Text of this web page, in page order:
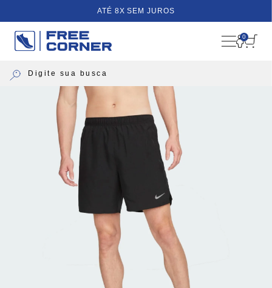
ATÉ 8X SEM JUROS
0